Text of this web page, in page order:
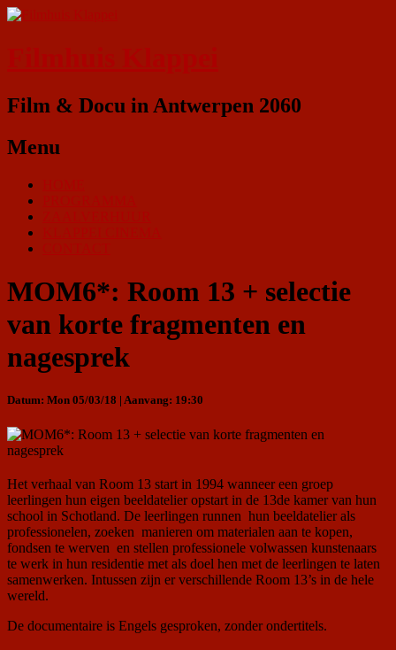
Film & Docu in Antwerpen 2060
Menu
MOM6*: Room 13 + selectie
van korte fragmenten en
nagesprek
Datum: Mon 05/03/18 | Aanvang: 19:30
Het verhaal van Room 13 start in 1994 wanneer een groep
leerlingen hun eigen beeldatelier opstart in de 13de kamer van hun
school in Schotland. De leerlingen runnen hun beeldatelier als
professionelen, zoeken manieren om materialen aan te kopen,
fondsen te werven en stellen professionele volwassen kunstenaars
te werk in hun residentie met als doel hen met de leerlingen te laten
samenwerken. Intussen zijn er verschillende Room 13’s in de hele
wereld.
De documentaire is Engels gesproken, zonder ondertitels.